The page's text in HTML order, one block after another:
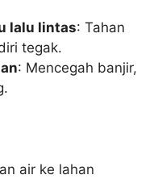
lalu lintas: Tahan
tegak.
: Mencegah banjir,
air ke lahan